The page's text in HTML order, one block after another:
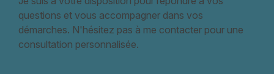
questions et vous accompagner dans vos
démarches. N'hésitez pas à me contacter pour une
consultation personnalisée.